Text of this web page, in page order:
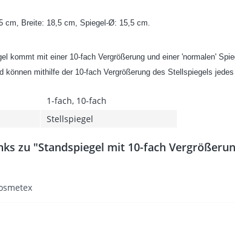
cm, Breite: 18,5 cm, Spiegel-Ø: 15,5 cm.
kommt mit einer 10-fach Vergrößerung und einer 'normalen'
können mithilfe der 10-fach Vergrößerung des Stellspiegels
1-fach, 10-fach
Stellspiegel
zu "Standspiegel mit 10-fach